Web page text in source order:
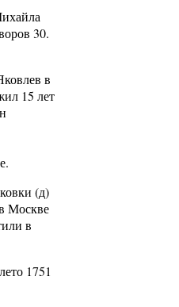
30.
в
15 лет
(д)
Москве
в
1751